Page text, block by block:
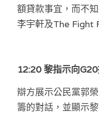
額貸款事宜，而不
李宇軒及The Fight
12:20 黎指示向
辯方展示公民黨郭
籌的對話，並顯示